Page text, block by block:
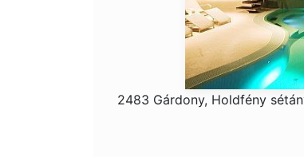
2483 Gárdony, Holdfény